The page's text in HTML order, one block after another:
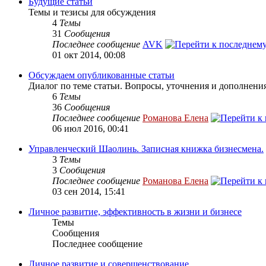
Темы и тезисы для обсуждения
4 Темы
31 Сообщения
Последнее сообщение AVK
01 окт 2014, 00:08
Обсуждаем опубликованные статьи
Диалог по теме статьи. Вопросы, уточнения и
6 Темы
36 Сообщения
Последнее сообщение Романова Елена
06 июл 2016, 00:41
Управленческий Шаолинь. Записная книжка бизнесмена.
3 Темы
3 Сообщения
Последнее сообщение Романова Елена
03 сен 2014, 15:41
Личное развитие, эффективность в жизни и бизнесе
Темы
Сообщения
Последнее сообщение
Личное развитие и совершенствование